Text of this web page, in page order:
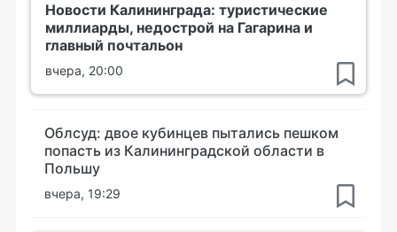
Новости Калининграда: туристические
миллиарды, недострой на Гагарина и
главный почтальон
вчера, 20:00
Облсуд: двое кубинцев пытались пешком
попасть из Калининградской области в
Польшу
вчера, 19:29